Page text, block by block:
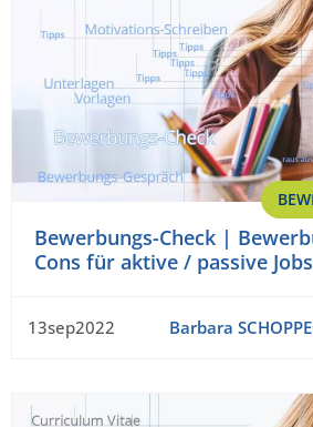
Bewerbungs-Check |
Cons für aktive / passive
13sep2022 Barbara